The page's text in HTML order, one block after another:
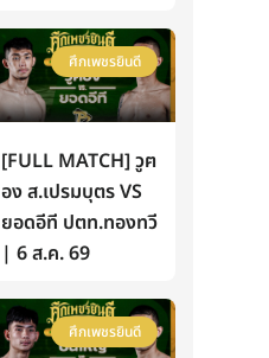
ศึกเพชรยินดี
[FULL MATCH] วูฅ
อง ส.เปรมบุตร VS
ยอดอีที ปตท.ทองทวี
| 6 ส.ค. 69
ศึกเพชรยินดี